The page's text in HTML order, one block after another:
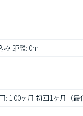
み 距離: 0m
: 1.00ヶ月 初回1ヶ月（